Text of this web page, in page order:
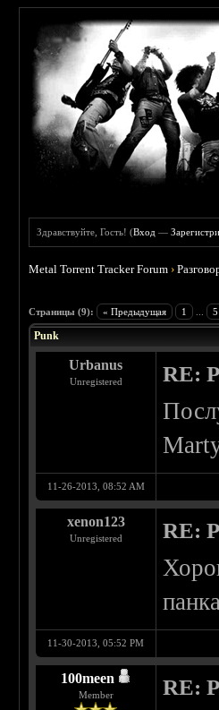
Здравствуйте, Гость! (Вход —
Metal Torrent Tracker Forum ›
Страницы (9): « Предыдущая 1 5
Punk
Urbanus
Unregistered RE:
11-26-2013, 08:52 AM
xenon123
Unregistered RE:
11-30-2013, 05:52 PM
100meen
Member RE: